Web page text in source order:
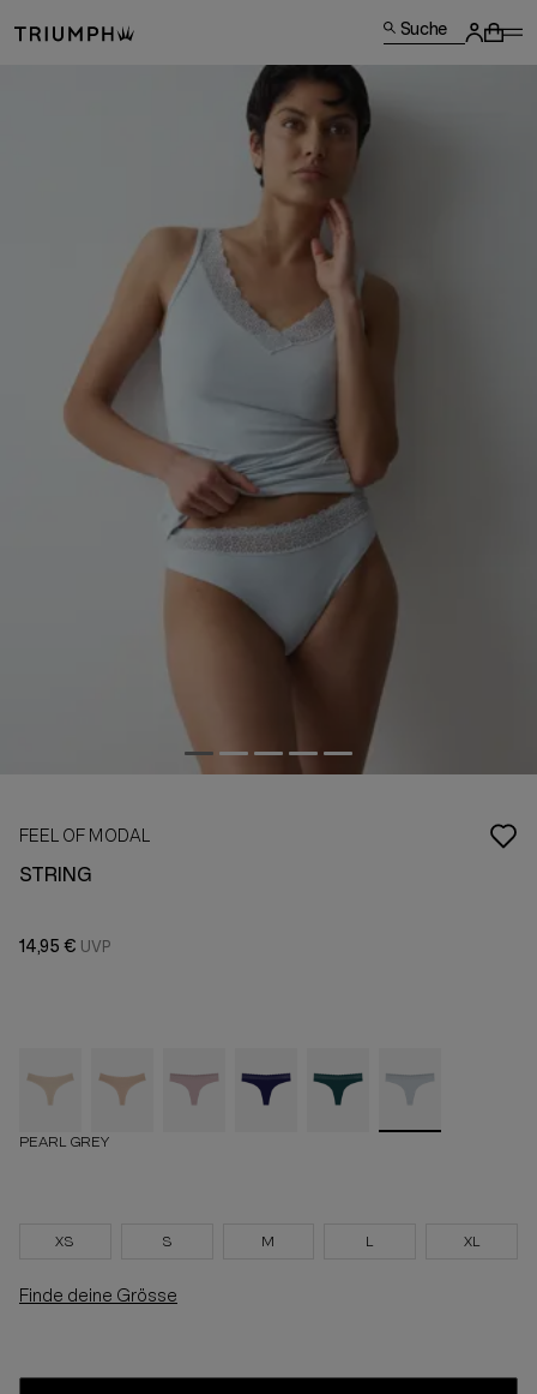
Suche
FEEL OF MODAL
STRING
14,95 €
PEARL GREY
XS S M L XL
Finde deine Grösse